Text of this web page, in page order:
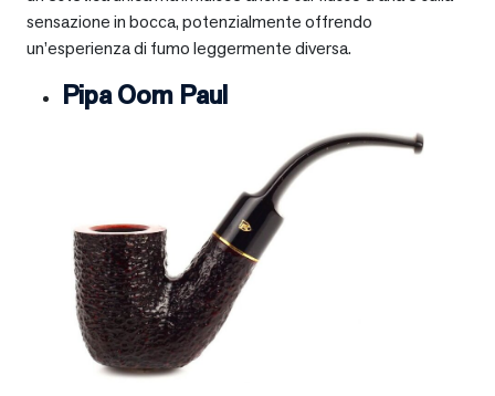
sensazione in bocca, potenzialmente offrendo
un’esperienza di fumo leggermente diversa.
Pipa Oom Paul